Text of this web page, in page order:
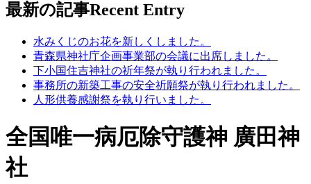
最新の記事Recent Entry
水みくじのお花を新しくしました。
青森県神社庁企画事業部の会議に出席しました。
下小国住吉神社の祈年祭が執り行われました。
事務所の新築工事の安全祈願祭が執り行われました。
人形供養感謝祭を執り行いました。
全国唯一病厄除守護神 廣田神
社